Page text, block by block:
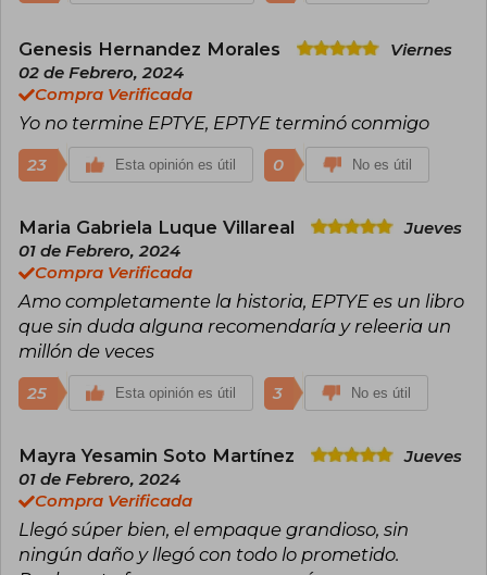
Genesis Hernandez Morales
Viernes
02 de Febrero, 2024
Compra Verificada
Yo no termine EPTYE, EPTYE terminó conmigo
23 Esta opinión es útil 0 No es útil
Maria Gabriela Luque Villareal
Jueves
01 de Febrero, 2024
Compra Verificada
Amo completamente la historia, EPTYE es un libro
que sin duda alguna recomendaría y releeria un
millón de veces
25 Esta opinión es útil 3 No es útil
Mayra Yesamin Soto Martínez
Jueves
01 de Febrero, 2024
Compra Verificada
Llegó súper bien, el empaque grandioso, sin
ningún daño y llegó con todo lo prometido.